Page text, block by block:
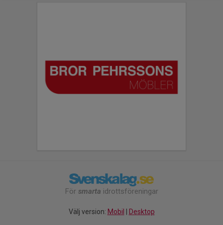
För smarta idrottsföreningar
Välj version: Mobil Desktop